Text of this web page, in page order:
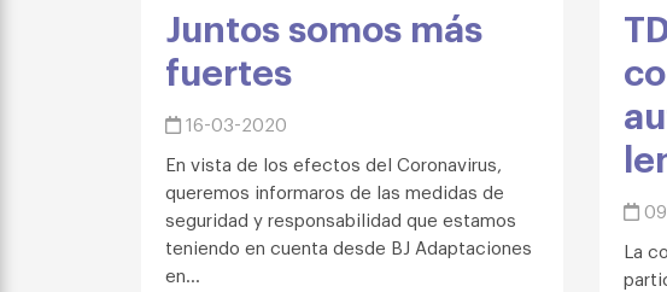
Juntos somos más
fuertes
16-03-2020
En vista de los efectos del Coronavirus,
queremos informaros de las medidas de
seguridad y responsabilidad que estamos
teniendo en cuenta desde BJ Adaptaciones
en...
La